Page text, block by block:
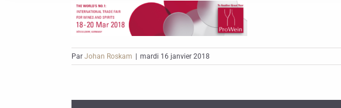
Par Johan Roskam mardi 16 janvier 2018